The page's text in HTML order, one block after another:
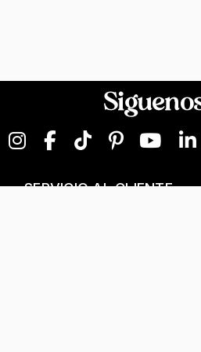
SERVICIO AL CLIENTE